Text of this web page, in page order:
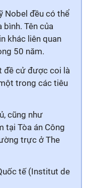
Nobel đều có thể
Tên của
khác liên quan
50 năm.
đề cử được coi là
trong các tiêu
cũng như
tại Tòa án Công
trực ở The
tế (Institut de